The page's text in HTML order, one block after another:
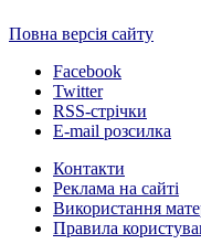
Повна версія сайту
Facebook
Twitter
RSS-стрічки
E-mail розсилка
Контакти
Реклама на сайті
Використання
Правила